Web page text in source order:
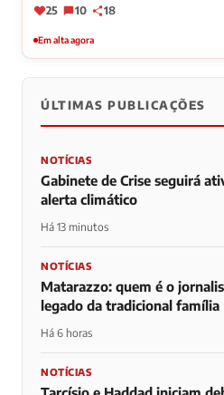
25 10 18
Em alta agora
ÚLTIMAS PUBLICAÇÕES
NOTÍCIAS
Gabinete de Crise seguirá
alerta climático
Há 13 minutos
NOTÍCIAS
Matarazzo: quem é o
legado da tradicional família
Há 6 horas
NOTÍCIAS